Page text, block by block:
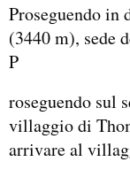
Proseguendo in
(3440 m), sede
P
roseguendo sul
villaggio di
arrivare al